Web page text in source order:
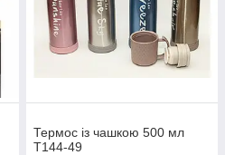
Термос із чашкою 500 мл
T144-49